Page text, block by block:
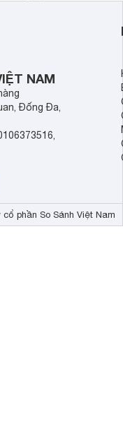
thể đưa ra quyết
NAM
Đống Đa,
phần So Sánh Việt Nam